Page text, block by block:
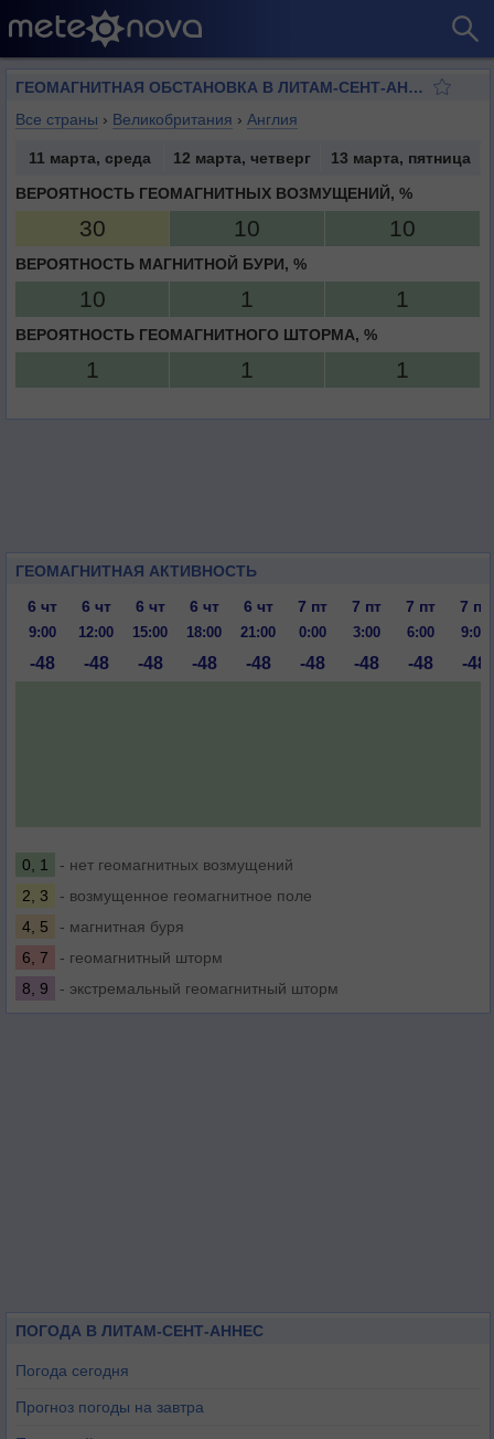
ГЕОМАГНИТНАЯ ОБСТАНОВКА В ЛИТАМ-СЕНТ-АННЕС
Все страны › Великобритания › Англия
11 марта, среда 12 марта, четверг
13 марта, пятница
ВЕРОЯТНОСТЬ ГЕОМАГНИТНЫХ ВОЗМУЩЕНИЙ, %
30 10 10
ВЕРОЯТНОСТЬ МАГНИТНОЙ БУРИ, %
10 1 1
ВЕРОЯТНОСТЬ ГЕОМАГНИТНОГО ШТОРМА, %
1 1 1
ГЕОМАГНИТНАЯ АКТИВНОСТЬ
6 чт
6 чт 6 чт 6 чт 6 чт 7 пт 7 пт 7 пт 7 пт
9:00 12:00 15:00 18:00 21:00 0:00 3:00 6:00 9:00
-48 -48 -48 -48 -48 -48 -48 -48 -48
0, 1
- нет геомагнитных возмущений
2, 3
- возмущенное геомагнитное поле
4, 5
- магнитная буря
6, 7
- геомагнитный шторм
8, 9
- экстремальный геомагнитный шторм
ПОГОДА В ЛИТАМ-СЕНТ-АННЕС
Погода сегодня
Прогноз погоды на завтра